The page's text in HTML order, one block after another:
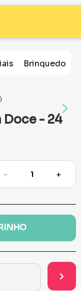
Brinquedos
Doce - 24
＋
－